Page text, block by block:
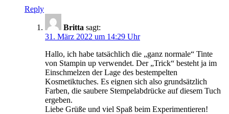
Reply
Britta sagt:
31. März 2022 um 14:29 Uhr
Hallo, ich habe tatsächlich die „ganz normale“ Tinte
von Stampin up verwendet. Der „Trick“ besteht ja im
Einschmelzen der Lage des bestempelten
Kosmetiktuches. Es eignen sich also grundsätzlich
Farben, die saubere Stempelabdrücke auf diesem Tuch
ergeben.
Liebe Grüße und viel Spaß beim Experimentieren!